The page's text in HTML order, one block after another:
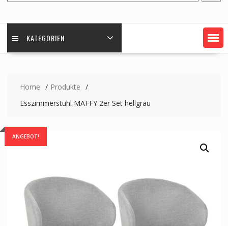
KATEGORIEN
Home
Produkte
Esszimmerstuhl MAFFY 2er Set hellgrau
ANGEBOT!